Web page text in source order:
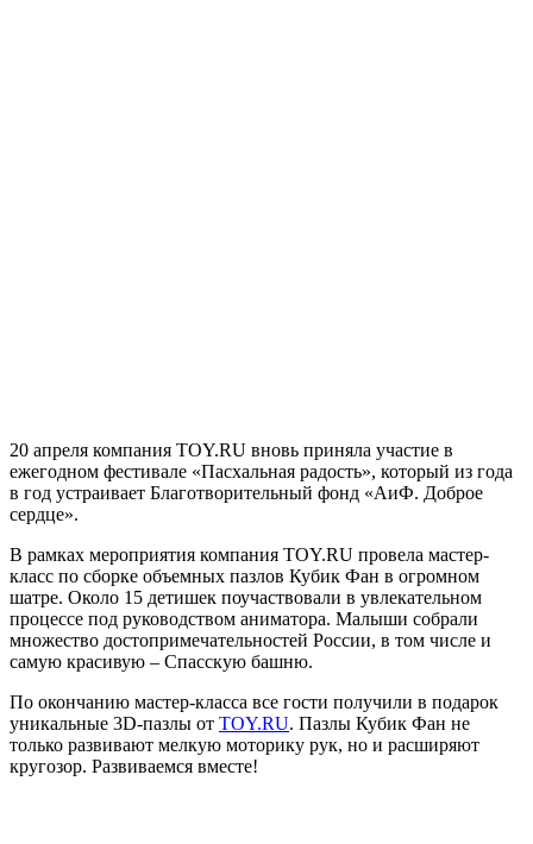
20 апреля компания TOY.RU вновь приняла участие в
ежегодном фестивале «Пасхальная радость», который из года
в год устраивает Благотворительный фонд «АиФ. Доброе
сердце».
В рамках мероприятия компания TOY.RU провела мастер-
класс по сборке объемных пазлов Кубик Фан в огромном
шатре. Около 15 детишек поучаствовали в увлекательном
процессе под руководством аниматора. Малыши собрали
множество достопримечательностей России, в том числе и
самую красивую – Спасскую башню.
По окончанию мастер-класса все гости получили в подарок
уникальные 3D-пазлы от TOY.RU. Пазлы Кубик Фан не
только развивают мелкую моторику рук, но и расширяют
кругозор. Развиваемся вместе!